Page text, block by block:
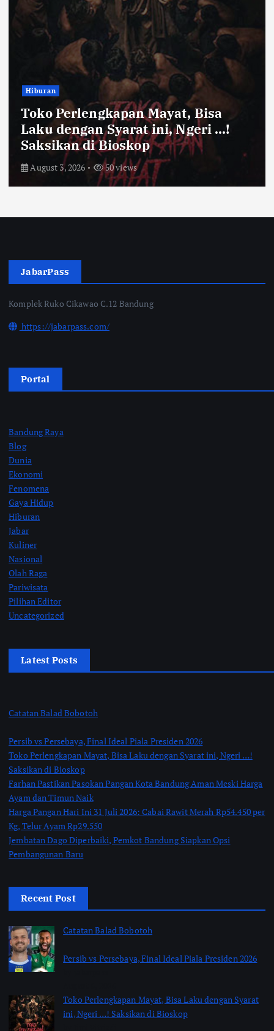
Hiburan
Toko Perlengkapan Mayat, Bisa
Laku dengan Syarat ini, Ngeri …!
Saksikan di Bioskop
August 3, 2026 50 views
JabarPass
Komplek Ruko Cikawao C.12 Bandung
https://jabarpass.com/
Portal
Bandung Raya
Blog
Dunia
Ekonomi
Fenomena
Gaya Hidup
Hiburan
Jabar
Kuliner
Nasional
Olah Raga
Pariwisata
Pilihan Editor
Uncategorized
Latest Posts
Catatan Balad Bobotoh
Persib vs Persebaya, Final Ideal Piala Presiden 2026
Toko Perlengkapan Mayat, Bisa Laku dengan Syarat ini, Ngeri …!
Saksikan di Bioskop
Farhan Pastikan Pasokan Pangan Kota Bandung Aman Meski Harga
Ayam dan Timun Naik
Harga Pangan Hari Ini 31 Juli 2026: Cabai Rawit Merah Rp54.450 per
Kg, Telur Ayam Rp29.550
Jembatan Dago Diperbaiki, Pemkot Bandung Siapkan Opsi
Pembangunan Baru
Recent Post
Catatan Balad Bobotoh
Persib vs Persebaya, Final Ideal Piala Presiden 2026
Toko Perlengkapan Mayat, Bisa Laku dengan Syarat
ini, Ngeri …! Saksikan di Bioskop